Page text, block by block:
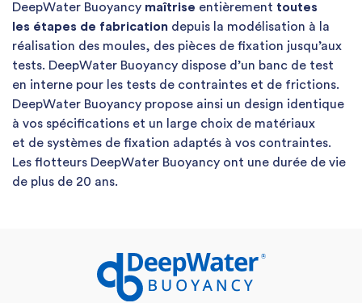
DeepWater Buoyancy maîtrise entièrement toutes
les étapes de fabrication depuis la modélisation à la
réalisation des moules, des pièces de fixation jusqu’aux
tests. DeepWater Buoyancy dispose d’un banc de test
en interne pour les tests de contraintes et de frictions.
DeepWater Buoyancy propose ainsi un design identique
à vos spécifications et un large choix de matériaux
et de systèmes de fixation adaptés à vos contraintes.
Les flotteurs DeepWater Buoyancy ont une durée de vie
de plus de 20 ans.